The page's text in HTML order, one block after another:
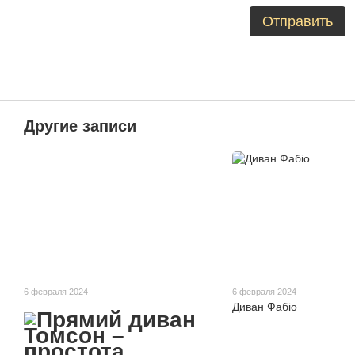
Отправить
Другие записи
6 февраля 2024 6 февраля 2024
Диван Фабіо